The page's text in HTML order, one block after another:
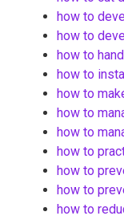
how to
how to
how to
how to
how to
how to
how to
how to
how to
how to
how to